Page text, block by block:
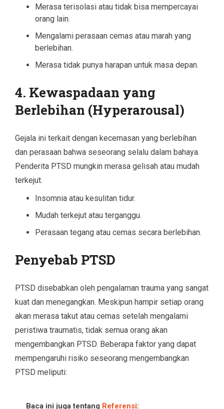
Merasa terisolasi atau tidak bisa mempercayai
orang lain.
Mengalami perasaan cemas atau marah yang
berlebihan.
Merasa tidak punya harapan untuk masa depan.
4. Kewaspadaan yang
Berlebihan (Hyperarousal)
Gejala ini terkait dengan kecemasan yang berlebihan
dan perasaan bahwa seseorang selalu dalam bahaya.
Penderita PTSD mungkin merasa gelisah atau mudah
terkejut.
Insomnia atau kesulitan tidur.
Mudah terkejut atau terganggu.
Perasaan tegang atau cemas secara berlebihan.
Penyebab PTSD
PTSD disebabkan oleh pengalaman trauma yang sangat
kuat dan menegangkan. Meskipun hampir setiap orang
akan merasa takut atau cemas setelah mengalami
peristiwa traumatis, tidak semua orang akan
mengembangkan PTSD. Beberapa faktor yang dapat
mempengaruhi risiko seseorang mengembangkan
PTSD meliputi:
Baca ini juga tentang Referensi: